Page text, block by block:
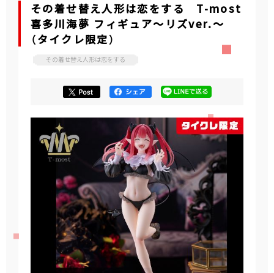
その着せ替え人形は恋をする T-most
喜多川海夢 フィギュア～リズver.～
（タイクレ限定）
その着せ替え人形は恋をする